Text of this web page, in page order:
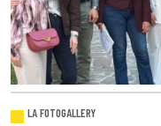
LA FOTOGALLERY